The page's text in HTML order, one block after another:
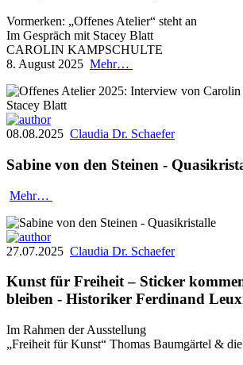
Vormerken: „Offenes Atelier“ steht an
Im Gespräch mit Stacey Blatt
CAROLIN KAMPSCHULTE
8. August 2025 Mehr…
08.08.2025 Claudia Dr. Schaefer
Sabine von den Steinen -
Mehr…
27.07.2025 Claudia Dr. Schaefer
Kunst für Freiheit – Sticker
bleiben - Historiker Ferdinand
Im Rahmen der Ausstellung
„Freiheit für Kunst“ Thomas Baumgärtel & die